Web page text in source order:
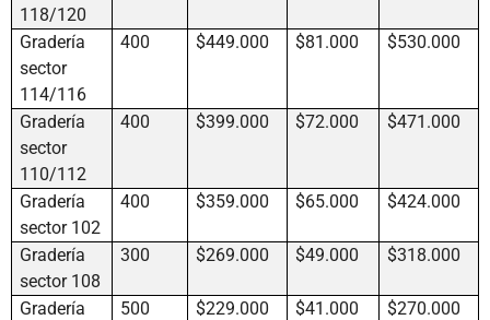
118/120
Gradería
sector
114/116
400 $449.000 $81.000 $530.000
Gradería
sector
110/112
400 $399.000 $72.000 $471.000
Gradería
sector 102
400 $359.000 $65.000 $424.000
Gradería
sector 108
300 $269.000 $49.000 $318.000
Gradería
500 $229.000 $41.000 $270.000